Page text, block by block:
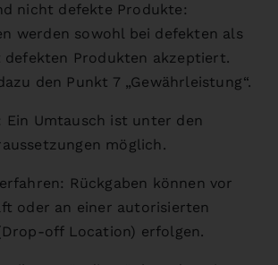
nicht defekte Produkte:
werden sowohl bei defekten als
defekten Produkten akzeptiert.
den Punkt 7 „Gewährleistung“.
Ein Umtausch ist unter den
möglich.
Rückgaben können vor
oder an einer autorisierten
off Location) erfolgen.